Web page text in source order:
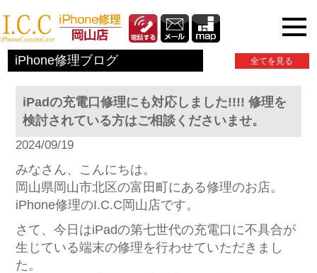
iPhone修理ブログ 全てを見る
iPadの充電口修理にも対応しました!!!! 修理を
検討されている方はご相談くださいませ。
2024/09/19
みなさん、こんにちは。
岡山県岡山市北区の富田町にある修理のお店。
iPhone修理のI.C.C岡山店です。
さて、今日はiPadの第七世代の充電口に不具合が
生じている端末の修理を行わせていただきまし
た。